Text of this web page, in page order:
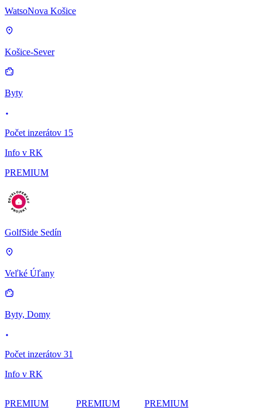
WatsoNova Košice
Košice-Sever
Byty
Počet inzerátov 15
Info v RK
PREMIUM
GolfSide Sedín
Veľké Úľany
Byty, Domy
Počet inzerátov 31
Info v RK
PREMIUM PREMIUM PREMIUM